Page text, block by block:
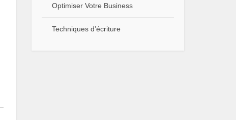
Optimiser Votre Business
Techniques d’écriture